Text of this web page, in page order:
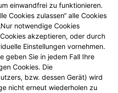
zukommen lassen,
dem Formular inklusive der
Kontaktdaten zwecks
Vorbestellung für den Fall
gespeichert. Diese
Ihre Einwilligung weiter.
„captcha-image“
einwandfrei zu funktionieren.
Cookies zulassen“ alle Cookies
notwendige Cookies
akzeptieren, oder durch
Einstellungen vornehmen.
geben Sie in jedem Fall Ihre
Cookies. Die
bzw. dessen Gerät) wird
nicht erneut wiederholen zu